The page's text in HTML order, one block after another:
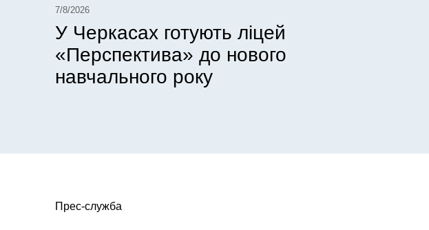
7/8/2026
У Черкасах готують ліцей
«Перспектива» до нового
навчального року
Прес-служба